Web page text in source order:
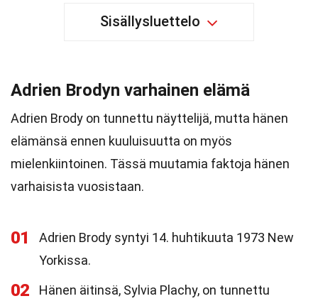
Sisällysluettelo
Adrien Brodyn varhainen elämä
Adrien Brody on tunnettu näyttelijä, mutta hänen
elämänsä ennen kuuluisuutta on myös
mielenkiintoinen. Tässä muutamia faktoja hänen
varhaisista vuosistaan.
01
Adrien Brody syntyi 14. huhtikuuta 1973 New
Yorkissa.
02
Hänen äitinsä, Sylvia Plachy, on tunnettu